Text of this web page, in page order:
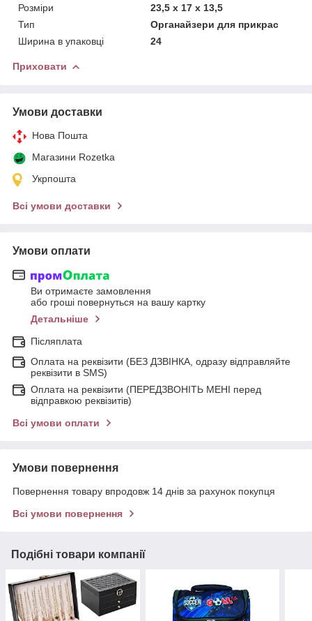
Розміри
23,5 х 17 х 13,5
Тип
Органайзери для прикрас
Ширина в упаковці
24
Приховати
Умови доставки
Нова Пошта
Магазини Rozetka
Укрпошта
Всі умови доставки
Умови оплати
Ви отримаєте замовлення
або гроші повернуться на вашу картку
Детальніше
Післяплата
Оплата на реквізити (БЕЗ ДЗВІНКА, одразу відправляйте
реквізити в SMS)
Оплата на реквізити (ПЕРЕДЗВОНІТЬ МЕНІ перед
відправкою реквізитів)
Всі умови оплати
Умови повернення
Повернення товару впродовж 14 днів за рахунок покупця
Всі умови повернення
Подібні товари компанії